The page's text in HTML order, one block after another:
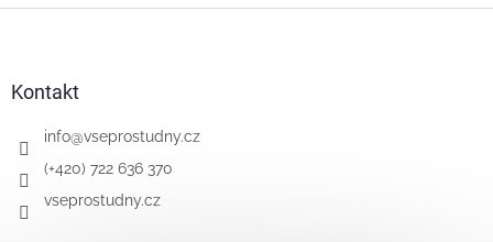
l
Kontakt
info@vseprostudny.cz
(+420) 722 636 370
vseprostudny.cz